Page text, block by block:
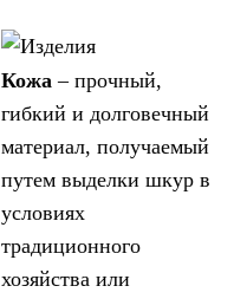
Кожа – прочный,
гибкий и долговечный
материал, получаемый
путем выделки шкур в
условиях
традиционного
хозяйства или